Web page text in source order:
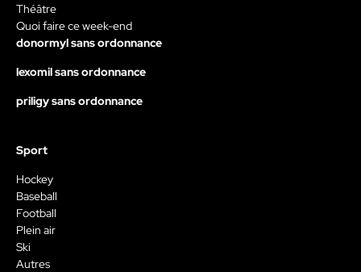
Théâtre
Quoi faire ce week-end
donormyl sans ordonnance
lexomil sans ordonnance
priligy sans ordonnance
Sport
Hockey
Baseball
Football
Plein air
Ski
Autres